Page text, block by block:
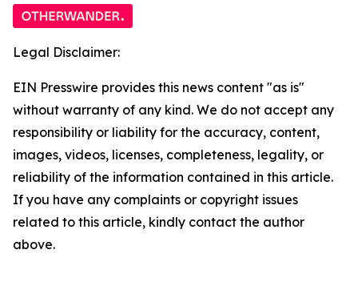
Legal Disclaimer:
EIN Presswire provides this news content "as is"
without warranty of any kind. We do not accept any
responsibility or liability for the accuracy, content,
images, videos, licenses, completeness, legality, or
reliability of the information contained in this article.
If you have any complaints or copyright issues
related to this article, kindly contact the author
above.